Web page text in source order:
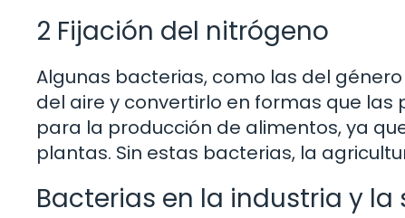
2 Fijación del nitrógeno
Algunas bacterias, como las del
del aire y convertirlo en formas que las
para la producción de alimentos, ya
plantas. Sin estas bacterias, la
Bacterias en la industria y la